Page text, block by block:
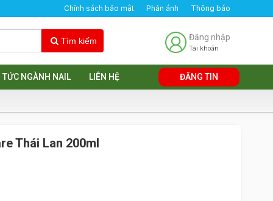
Chính sách bảo mật Phản ánh Thông báo
Tìm kiếm Đăng nhập
Tài khoản
TỨC NGÀNH NAIL LIÊN HỆ ĐĂNG TIN
Thái Lan 200ml